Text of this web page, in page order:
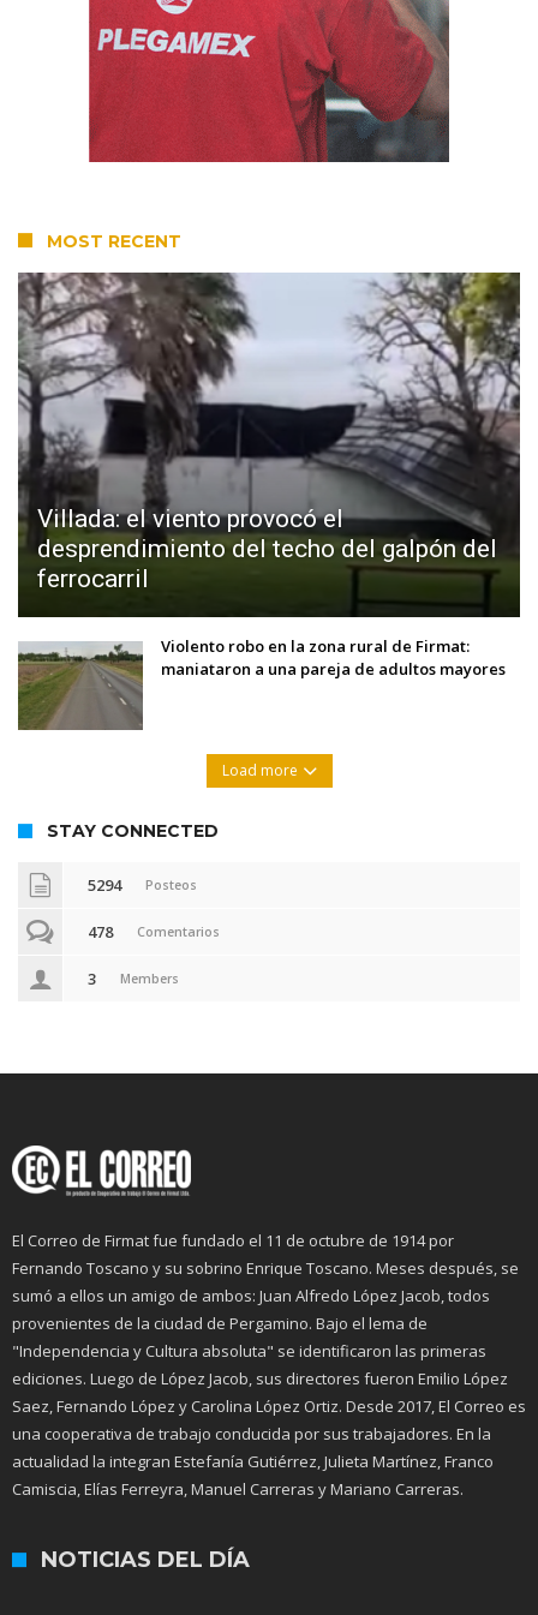
MOST RECENT
Villada: el viento provocó el
desprendimiento del techo del galpón del
ferrocarril
Violento robo en la zona rural de Firmat:
maniataron a una pareja de adultos mayores
Load more
STAY CONNECTED
5294 Posteos
478 Comentarios
3 Members
El Correo de Firmat fue fundado el 11 de octubre de 1914 por
Fernando Toscano y su sobrino Enrique Toscano. Meses después, se
sumó a ellos un amigo de ambos: Juan Alfredo López Jacob, todos
provenientes de la ciudad de Pergamino. Bajo el lema de
"Independencia y Cultura absoluta" se identificaron las primeras
ediciones. Luego de López Jacob, sus directores fueron Emilio López
Saez, Fernando López y Carolina López Ortiz. Desde 2017, El Correo es
una cooperativa de trabajo conducida por sus trabajadores. En la
actualidad la integran Estefanía Gutiérrez, Julieta Martínez, Franco
Camiscia, Elías Ferreyra, Manuel Carreras y Mariano Carreras.
NOTICIAS DEL DÍA